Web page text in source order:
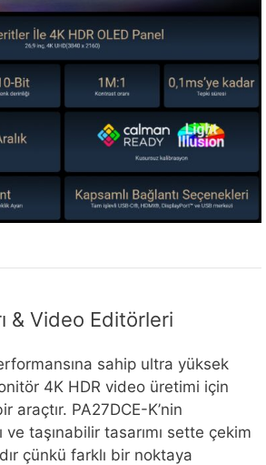
& Video Editörleri
sahip ultra yüksek
4K HDR video üretimi için
araçtır. PA27DCE-K’nin
taşınabilir tasarımı sette çekim
çünkü farklı bir noktaya